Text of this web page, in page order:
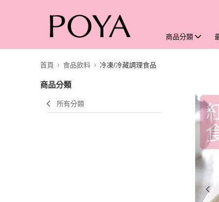
商品分類
首頁 食品飲料 冷凍/冷藏調理食品
商品分類
所有分類